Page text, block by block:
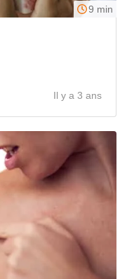
9 min
Il y a 3 ans